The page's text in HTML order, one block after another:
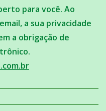
para você. Ao
a sua privacidade
a obrigação de